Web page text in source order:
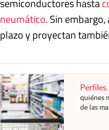
semiconductores hasta
neumático. Sin
plazo y proyectan
Perfiles.
quiénes
de las